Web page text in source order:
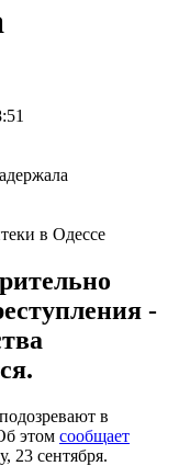
в Одессе
-
в
этом сообщает
23 сентября.